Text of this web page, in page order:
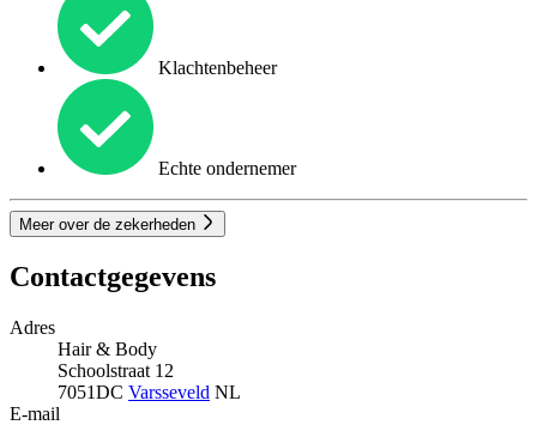
Klachtenbeheer
Echte ondernemer
Meer over de zekerheden
Contactgegevens
Adres
Hair & Body
Schoolstraat 12
7051DC Varsseveld NL
E-mail